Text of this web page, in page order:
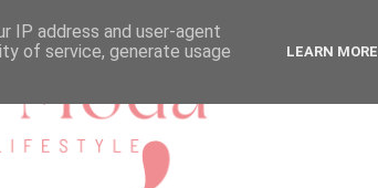
IP address and user-agent
of service, generate usage
LEARN MORE